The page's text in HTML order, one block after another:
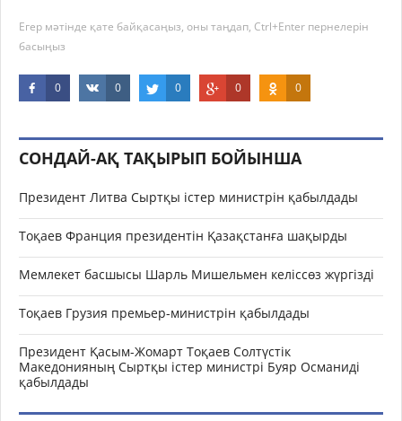
Егер мәтінде қате байқасаңыз, оны таңдап, Ctrl+Enter пернелерін
басыңыз
0 0 0 0 0
СОНДАЙ-АҚ ТАҚЫРЫП БОЙЫНША
Президент Литва Сыртқы істер министрін қабылдады
Тоқаев Франция президентін Қазақстанға шақырды
Мемлекет басшысы Шарль Мишельмен келіссөз жүргізді
Тоқаев Грузия премьер-министрін қабылдады
Президент Қасым-Жомарт Тоқаев Солтүстік
Македонияның Сыртқы істер министрі Буяр Османиді
қабылдады